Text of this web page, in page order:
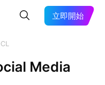
立即開始
Media